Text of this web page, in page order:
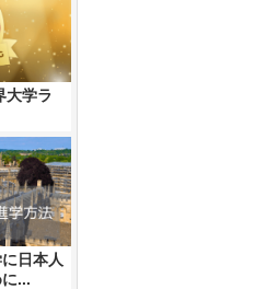
大学ラ
日本人
...